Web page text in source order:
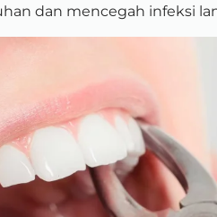
dan mencegah infeksi